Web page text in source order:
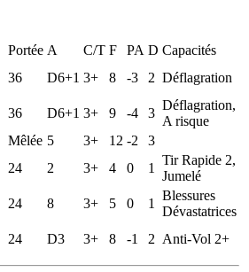
Portée A C/T F PA D Capacités
36 D6+1 3+ 8 -3 2 Déflagration
36 D6+1 3+ 9 -4 3
Déflagration,
A risque
Mêlée 5 3+ 12 -2
3
24 2 3+ 4 0 1
Tir Rapide 2,
Jumelé
24 8 3+ 5 0 1
Blessures
Dévastatrices
24 D3 3+ 8 -1 2 Anti-Vol 2+